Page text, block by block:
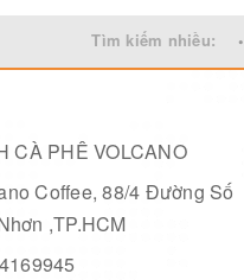
Tìm kiếm nhiều:
CÀ PHÊ VOLCANO
Coffee, 88/4 Đường Số
,TP.HCM